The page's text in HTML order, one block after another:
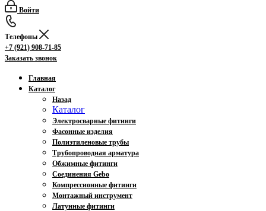
Войти
Телефоны
+7 (921) 908-71-85
Заказать звонок
Главная
Каталог
Назад
Каталог
Электросварные фитинги
Фасонные изделия
Полиэтиленовые трубы
Трубопроводная арматура
Обжимные фитинги
Соединения Gebo
Компрессионные фитинги
Монтажный инструмент
Латунные фитинги